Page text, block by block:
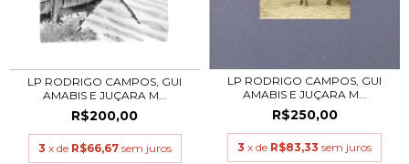
LP RODRIGO CAMPOS, GUI
AMABIS E JUÇARA M...
R$200,00
3 x de R$66,67 sem juros
LP RODRIGO CAMPOS, GUI
AMABIS E JUÇARA M...
R$250,00
3 x de R$83,33 sem juros